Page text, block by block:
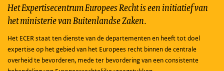
Het Expertisecentrum Europees Recht is een initiatief van
het ministerie van Buitenlandse Zaken.
Het ECER staat ten dienste van de departementen en heeft tot doel
expertise op het gebied van het Europees recht binnen de centrale
overheid te bevorderen, mede ter bevordering van een consistente